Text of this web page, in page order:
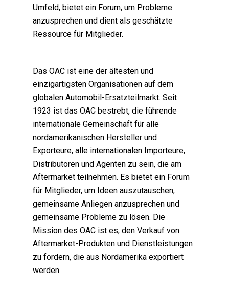
Umfeld, bietet ein Forum, um Probleme
anzusprechen und dient als geschätzte
Ressource für Mitglieder.
Das OAC ist eine der ältesten und
einzigartigsten Organisationen auf dem
globalen Automobil-Ersatzteilmarkt. Seit
1923 ist das OAC bestrebt, die führende
internationale Gemeinschaft für alle
nordamerikanischen Hersteller und
Exporteure, alle internationalen Importeure,
Distributoren und Agenten zu sein, die am
Aftermarket teilnehmen. Es bietet ein Forum
für Mitglieder, um Ideen auszutauschen,
gemeinsame Anliegen anzusprechen und
gemeinsame Probleme zu lösen. Die
Mission des OAC ist es, den Verkauf von
Aftermarket-Produkten und Dienstleistungen
zu fördern, die aus Nordamerika exportiert
werden.